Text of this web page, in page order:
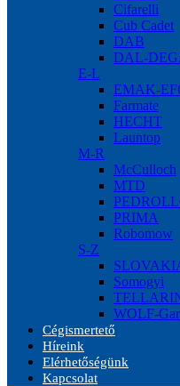
Cifarelli
Cub Cadet
DAB
DAL-
E-L
EMAK-
Farmate
HECHT
Launtop
M-R
McCulloch
MTD
PRIMA
Robomow
S-Z
Somogyi
WOLF-
Cégismertető
Híreink
Elérhetőségünk
Kapcsolat